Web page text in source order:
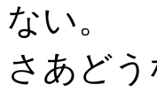
ない。
さあど